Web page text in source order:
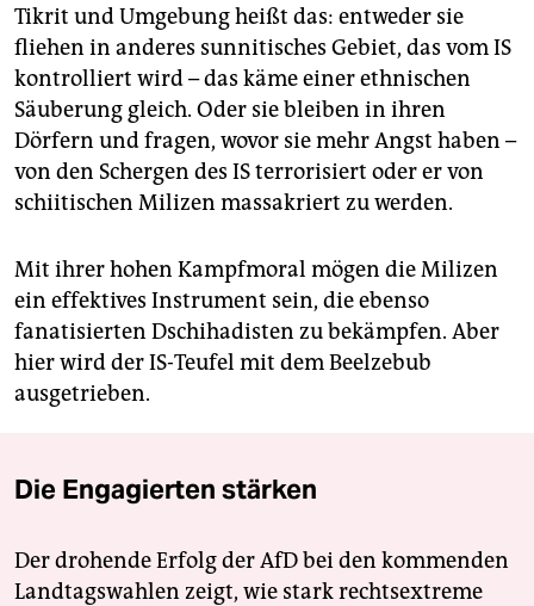
Tikrit und Umgebung heißt das: entweder sie
fliehen in anderes sunnitisches Gebiet, das vom IS
kontrolliert wird – das käme einer ethnischen
Säuberung gleich. Oder sie bleiben in ihren
Dörfern und fragen, wovor sie mehr Angst haben –
von den Schergen des IS terrorisiert oder er von
schiitischen Milizen massakriert zu werden.
Mit ihrer hohen Kampfmoral mögen die Milizen
ein effektives Instrument sein, die ebenso
fanatisierten Dschihadisten zu bekämpfen. Aber
hier wird der IS-Teufel mit dem Beelzebub
ausgetrieben.
Die Engagierten stärken
Der drohende Erfolg der AfD bei den kommenden
Landtagswahlen zeigt, wie stark rechtsextreme